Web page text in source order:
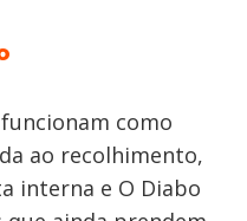
como
ao recolhimento,
interna e O Diabo